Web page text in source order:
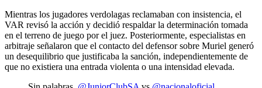
Mientras los jugadores verdolagas reclamaban con insistencia, el
VAR revisó la acción y decidió respaldar la determinación tomada
en el terreno de juego por el juez. Posteriormente, especialistas en
arbitraje señalaron que el contacto del defensor sobre Muriel generó
un desequilibrio que justificaba la sanción, independientemente de
que no existiera una entrada violenta o una intensidad elevada.